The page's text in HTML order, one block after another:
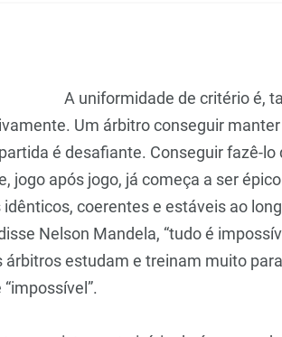
A uniformidade de critério é,
Um árbitro conseguir
é desafiante. Conseguir fazê-lo
jogo após jogo, já começa a ser
coerentes e estáveis ao
Nelson Mandela, “tudo é
árbitros estudam e treinam muito para